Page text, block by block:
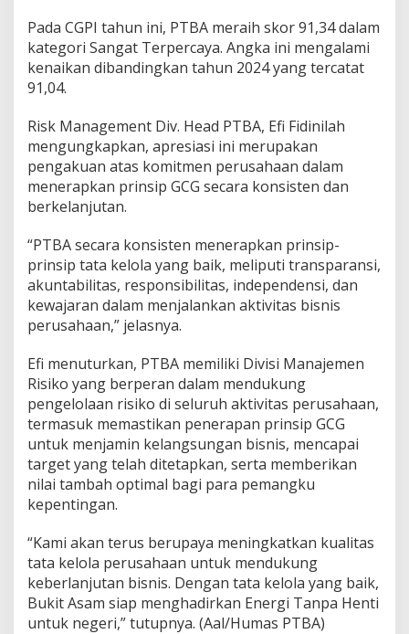
o
n
e
M
o
s
t
s
t
e
C
p
a
y
2
0
2
5
Pada CGPI tahun ini, PTBA meraih skor 91,34 dalam
kategori Sangat Terpercaya. Angka ini mengalami
kenaikan dibandingkan tahun 2024 yang tercatat
91,04.
Risk Management Div. Head PTBA, Efi Fidinilah
mengungkapkan, apresiasi ini merupakan
pengakuan atas komitmen perusahaan dalam
menerapkan prinsip GCG secara konsisten dan
berkelanjutan.
“PTBA secara konsisten menerapkan prinsip-
prinsip tata kelola yang baik, meliputi transparansi,
akuntabilitas, responsibilitas, independensi, dan
kewajaran dalam menjalankan aktivitas bisnis
perusahaan,” jelasnya.
Efi menuturkan, PTBA memiliki Divisi Manajemen
Risiko yang berperan dalam mendukung
pengelolaan risiko di seluruh aktivitas perusahaan,
termasuk memastikan penerapan prinsip GCG
untuk menjamin kelangsungan bisnis, mencapai
target yang telah ditetapkan, serta memberikan
nilai tambah optimal bagi para pemangku
kepentingan.
“Kami akan terus berupaya meningkatkan kualitas
tata kelola perusahaan untuk mendukung
keberlanjutan bisnis. Dengan tata kelola yang baik,
Bukit Asam siap menghadirkan Energi Tanpa Henti
untuk negeri,” tutupnya. (Aal/Humas PTBA)